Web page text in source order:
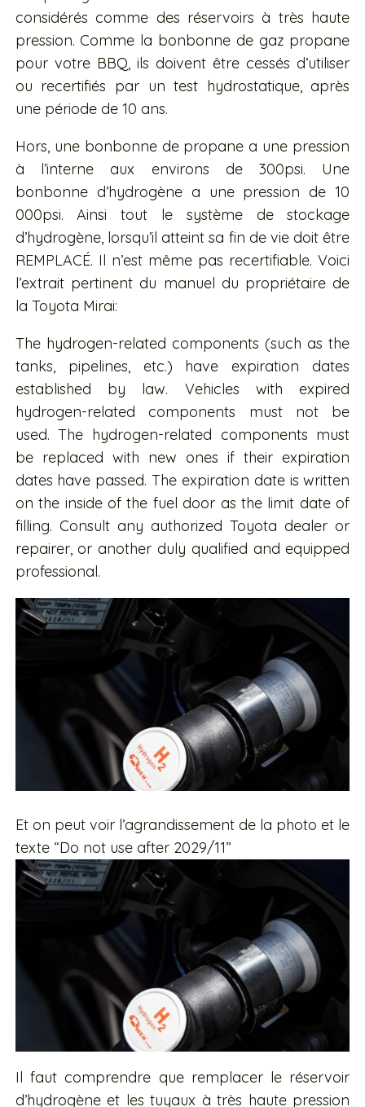
considérés comme des réservoirs à très haute
pression. Comme la bonbonne de gaz propane
pour votre BBQ, ils doivent être cessés d’utiliser
ou recertifiés par un test hydrostatique, après
une période de 10 ans.
Hors, une bonbonne de propane a une pression
à l’interne aux environs de 300psi. Une
bonbonne d’hydrogène a une pression de 10
000psi. Ainsi tout le système de stockage
d’hydrogène, lorsqu’il atteint sa fin de vie doit être
REMPLACÉ. Il n’est même pas recertifiable. Voici
l’extrait pertinent du manuel du propriétaire de
la Toyota Mirai:
The hydrogen-related components (such as the
tanks, pipelines, etc.) have expiration dates
established by law. Vehicles with expired
hydrogen-related components must not be
used. The hydrogen-related components must
be replaced with new ones if their expiration
dates have passed. The expiration date is written
on the inside of the fuel door as the limit date of
filling. Consult any authorized Toyota dealer or
repairer, or another duly qualified and equipped
professional.
Et on peut voir l’agrandissement de la photo et le
texte “Do not use after 2029/11”
Il faut comprendre que remplacer le réservoir
d’hydrogène et les tuyaux à très haute pression